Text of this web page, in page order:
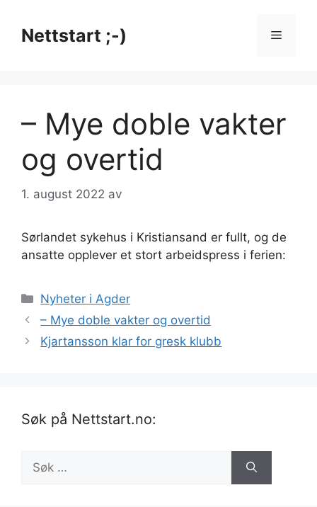
innholdNettstart ;-) Meny
– Mye doble vakter
og overtid
1. august 2022 av
Sørlandet sykehus i Kristiansand er fullt, og de
ansatte opplever et stort arbeidspress i ferien:
Kategorier
Nyheter i Agder
– Mye doble vakter og overtid
Kjartansson klar for gresk klubb
Søk på Nettstart.no:
etter: